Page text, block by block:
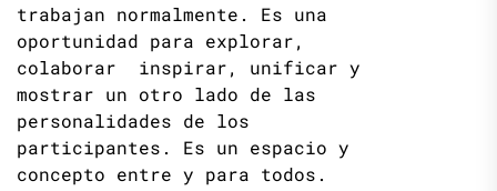
trabajan normalmente. Es una
oportunidad para explorar,
colaborar inspirar, unificar y
mostrar un otro lado de las
personalidades de los
participantes. Es un espacio y
concepto entre y para todos.